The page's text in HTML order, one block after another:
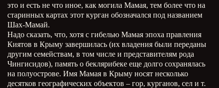
это и есть не что иное, как могила Мамая, тем более что на
старинных картах этот курган обозначался под названием
Шах-Мамай.
Надо сказать, что, хотя с гибелью Мамая эпоха правления
Киятов в Крыму завершилась (их владения были переданы
другим семействам, в том числе и представителям рода
Чингисидов), память о беклярибеке еще долго сохранялась
на полуострове. Имя Мамая в Крыму носят несколько
десятков географических объектов – гор, курганов, сел и т.